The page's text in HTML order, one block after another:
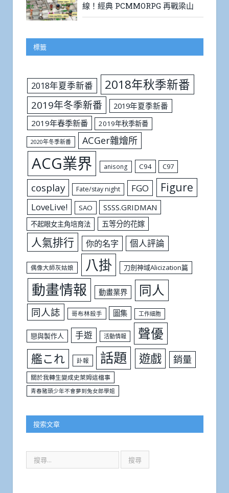
線！經典 PCMMORPG 再戰梁山
標籤
2018年夏季新番 2018年秋季新番
2019年冬季新番
2019年夏季新番
2019年春季新番
2019年秋季新番
2020年冬季新番 ACGer雜燴所
ACG業界 anisong C94 C97
cosplay Fate/stay night FGO Figure
LoveLive! SAO SSSS.GRIDMAN
不起眼女主角培育法 五等分的花嫁
人氣排行 你的名字 個人評論
偶像大師灰姑娘 八掛 刀劍神域Alicization篇
動畫情報 動畫業界 同人
同人誌 哥布林殺手 圖集 工作細胞
戀與製作人 手遊 活動情報 聲優
艦これ 訃報 話題 遊戲 銷量
關於我轉生變成史萊姆這檔事
青春豬頭少年不會夢到兔女郎學姐
搜索文章